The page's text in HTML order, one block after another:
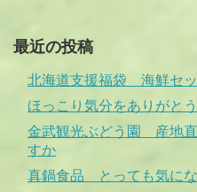
最近の投稿
北海道支援福袋 海鮮セ
ほっこり気分をありがとう
金武観光ぶどう園 産地
すか
真鍋食品 とっても気に